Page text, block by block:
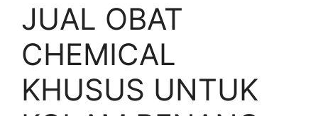
JUAL OBAT
CHEMICAL
KHUSUS UNTUK